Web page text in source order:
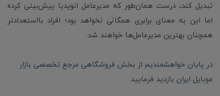
تبدیل کند، درست همان‌طور که مدیرعامل انویدیا پیش‌بینی کرده
اما این به معنای برابری همگانی نخواهد بود؛ افراد بااستعدادتر
همچنان بهترین مدیرعامل‌ها خواهند شد.
در پایان خواهشمندیم از بخش فروشگاهی مرجع تخصصی بازار
موبایل ایران بازدید فرمایید